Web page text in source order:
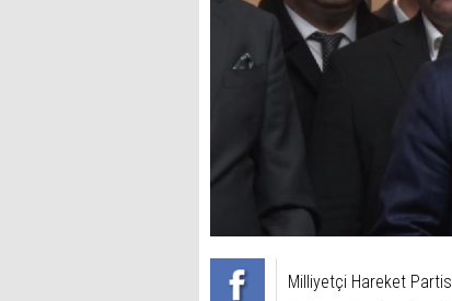
Milliyetçi Hareket